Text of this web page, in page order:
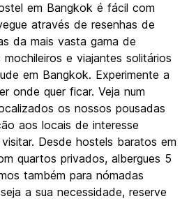
8.8
8.6
em Bangkok é fácil com
através de resenhas de
da mais vasta gama de
e viajantes solitários
em Bangkok. Experimente a
onde quer ficar. Veja num
os nossos pousadas
aos locais de interesse
Desde hostels baratos em
quartos privados, albergues 5
também para nómadas
a sua necessidade, reserve